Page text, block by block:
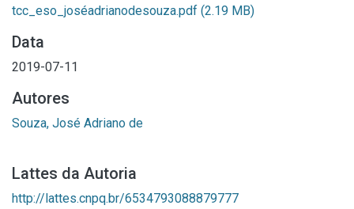
tcc_eso_joséadrianodesouza.pdf (2.19 MB)
Data
2019-07-11
Autores
Souza, José Adriano de
Lattes da Autoria
http://lattes.cnpq.br/6534793088879777